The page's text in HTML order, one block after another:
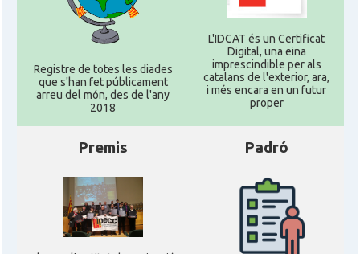
Registre de totes les diades
que s'han fet públicament
arreu del món, des de l'any
2018
L'IDCAT és un Certificat
Digital, una eina
imprescindible per als
catalans de l'exterior, ara,
i més encara en un futur
proper
Premis Padró